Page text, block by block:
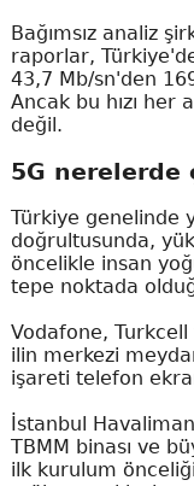
Bağımsız analiz
raporlar,
43,7 Mb/sn'den
Ancak bu hızı
değil.
5G nerelerde
Türkiye genelinde
doğrultusunda,
öncelikle insan
tepe noktada
Vodafone, Turkcell
ilin merkezi
işareti telefon
İstanbul
TBMM binası ve
ilk kurulum